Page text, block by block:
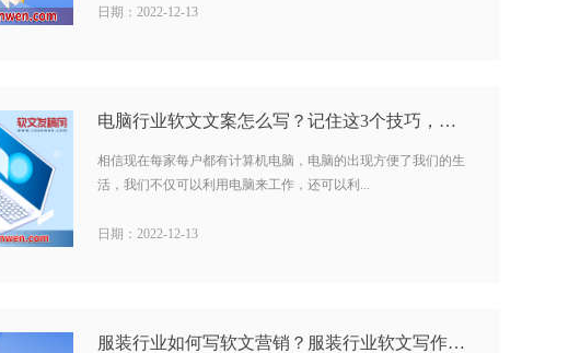
日期：2022-12-13
电脑行业软文文案怎么写？记住这3个技巧，写文案更有效果…
相信现在每家每户都有计算机电脑，电脑的出现方便了我们的生
活，我们不仅可以利用电脑来工作，还可以利...
日期：2022-12-13
服装行业如何写软文营销？服装行业软文写作有哪些注意事项？…